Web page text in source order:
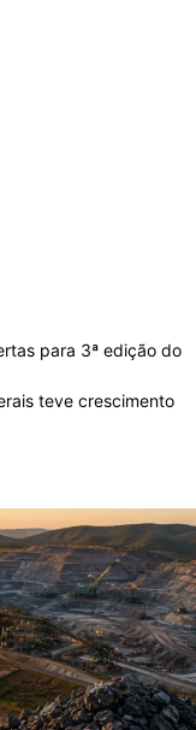
para 3ª edição do
teve crescimento